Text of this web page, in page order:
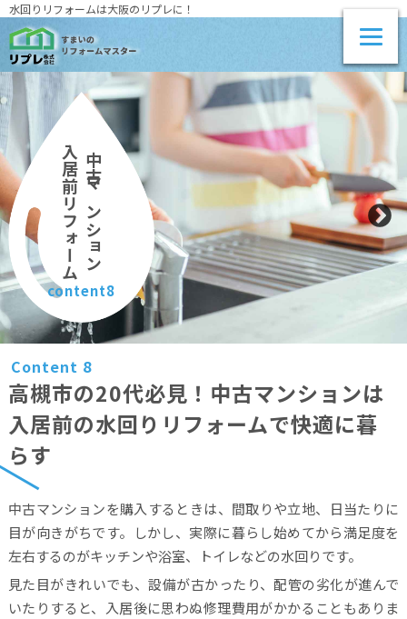
水回りリフォームは大阪のリプレに！
中古マンション
入居前リフォーム
content8
Content 8
高槻市の20代必見！中古マンションは
入居前の水回りリフォームで快適に暮
らす
中古マンションを購入するときは、間取りや立地、日当たりに
目が向きがちです。しかし、実際に暮らし始めてから満足度を
左右するのがキッチンや浴室、トイレなどの水回りです。
見た目がきれいでも、設備が古かったり、配管の劣化が進んで
いたりすると、入居後に思わぬ修理費用がかかることもありま